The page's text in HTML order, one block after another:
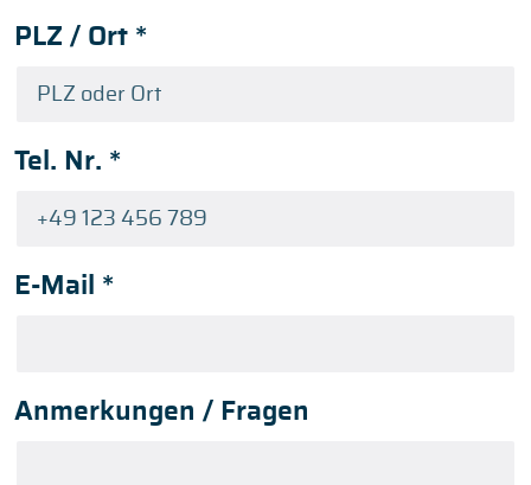
PLZ / Ort *
Tel. Nr. *
E-Mail *
Anmerkungen / Fragen